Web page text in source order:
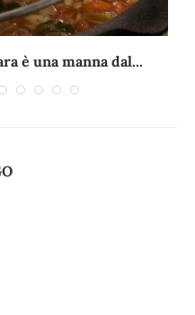
è una manna dal...